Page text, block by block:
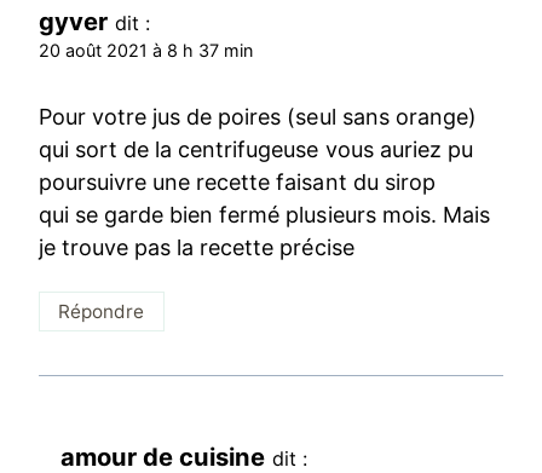
gyver dit :
20 août 2021 à 8 h 37 min
Pour votre jus de poires (seul sans orange)
qui sort de la centrifugeuse vous auriez pu
poursuivre une recette faisant du sirop
qui se garde bien fermé plusieurs mois. Mais
je trouve pas la recette précise
Répondre
amour de cuisine dit :